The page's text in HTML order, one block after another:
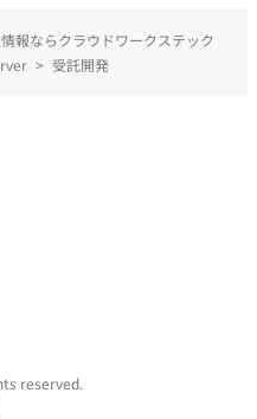
報ならクラウドワークステック
> 受託開発
reserved.